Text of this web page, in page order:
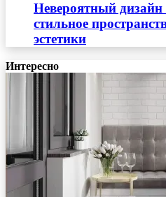
Невероятный дизайн
стильное
эстетики
Интересно